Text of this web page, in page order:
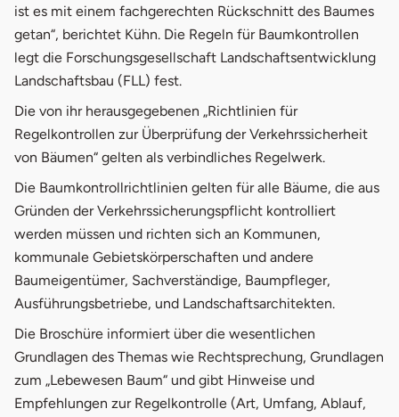
ist es mit einem fachgerechten Rückschnitt des Baumes
getan“, berichtet Kühn. Die Regeln für Baumkontrollen
legt die Forschungsgesellschaft Landschaftsentwicklung
Landschaftsbau (FLL) fest.
Die von ihr herausgegebenen „Richtlinien für
Regelkontrollen zur Überprüfung der Verkehrssicherheit
von Bäumen“ gelten als verbindliches Regelwerk.
Die Baumkontrollrichtlinien gelten für alle Bäume, die aus
Gründen der Verkehrssicherungspflicht kontrolliert
werden müssen und richten sich an Kommunen,
kommunale Gebietskörperschaften und andere
Baumeigentümer, Sachverständige, Baumpfleger,
Ausführungsbetriebe, und Landschaftsarchitekten.
Die Broschüre informiert über die wesentlichen
Grundlagen des Themas wie Rechtsprechung, Grundlagen
zum „Lebewesen Baum“ und gibt Hinweise und
Empfehlungen zur Regelkontrolle (Art, Umfang, Ablauf,